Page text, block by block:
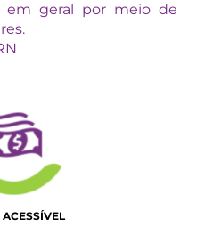
em geral por meio de
ACESSÍVEL